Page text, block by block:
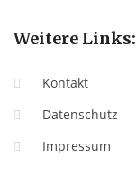
Weitere Links:
Kontakt
Datenschutz
Impressum